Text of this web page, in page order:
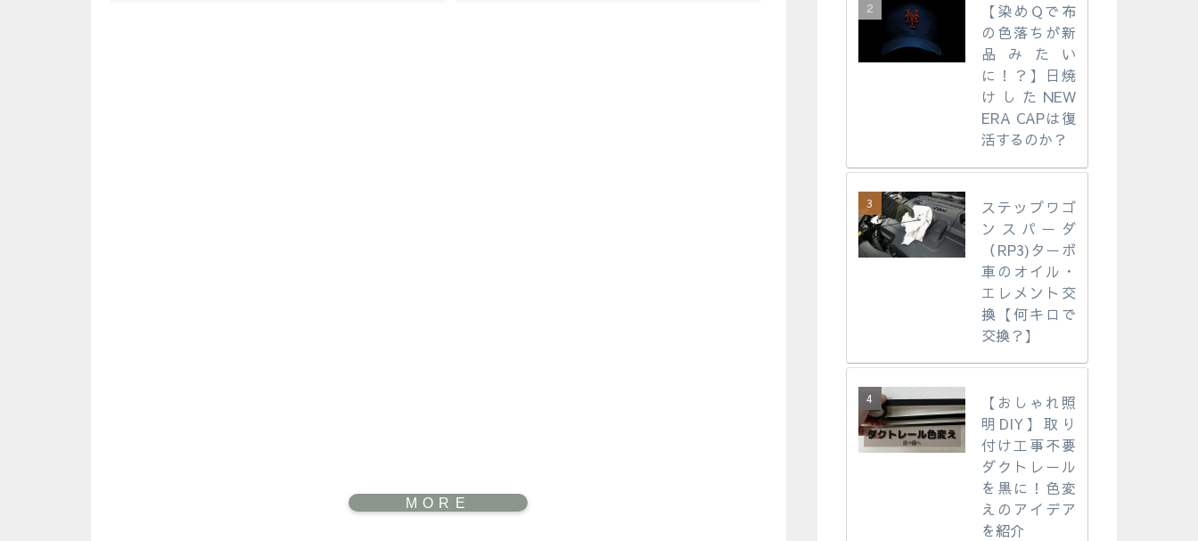
【染めQで布
の色落ちが新
品みたい
に！？】日焼
けしたNEW
ERA CAPは復
活するのか？
ステップワゴ
ンスパーダ
（RP3)ターボ
車のオイル・
エレメント交
換【何キロで
交換？】
【おしゃれ照
明DIY】取り
付け工事不要
ダクトレール
を黒に！色変
えのアイデア
を紹介